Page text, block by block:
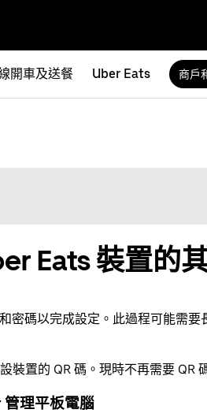
開車及送餐 Uber Eats 商戶
Eats 裝置的
密碼以完成設定。此過程可能需
裝置的 QR 碼。現時不再需要 QR
管理平板電腦